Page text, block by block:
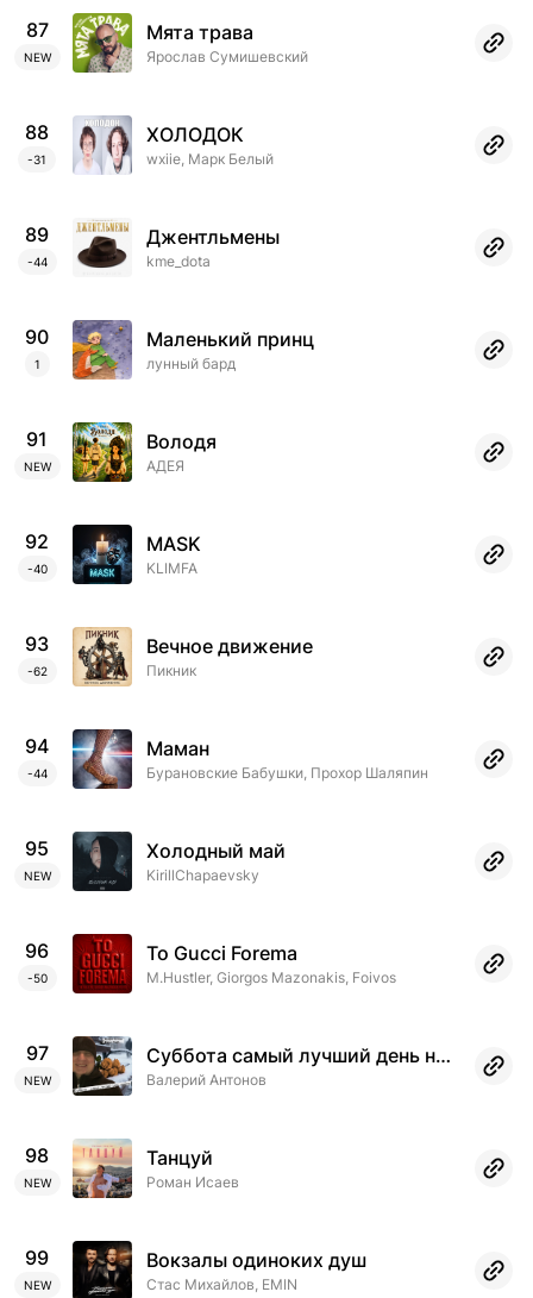
87
NEW
Мята трава
Ярослав Сумишевский
88
-31
ХОЛОДОК
wxiie, Марк Белый
89
-44
Джентльмены
kme_dota
90
1
Маленький принц
лунный бард
91
NEW
Володя
АДЕЯ
92
-40
MASK
KLIMFA
93
-62
Вечное движение
Пикник
94
-44
Маман
Бурановские Бабушки, Прохор Шаляпин
95
NEW
Холодный май
KirillChapaevsky
96
-50
To Gucci Forema
M.Hustler, Giorgos Mazonakis, Foivos
97
NEW
Суббота самый лучший день недели
Валерий Антонов
98
NEW
Танцуй
Роман Исаев
99
NEW
Вокзалы одиноких душ
Стас Михайлов, EMIN